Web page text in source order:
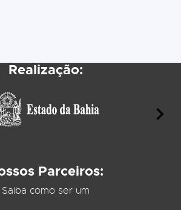
Realização:
Parceiros:
Saiba como ser um